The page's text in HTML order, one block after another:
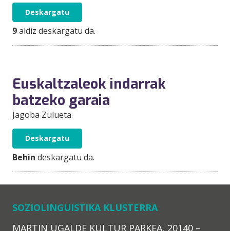
Deskargatu
9aldiz deskargatu da.
Euskaltzaleok indarrak
batzeko garaia
Jagoba Zulueta
Deskargatu
Behin deskargatu da.
SOZIOLINGUISTIKA KLUSTERRA
MARTIN UGALDE KULTUR PARKEA, 20140 –